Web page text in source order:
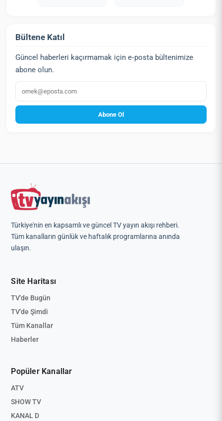
Bültene Katıl
Güncel haberleri kaçırmamak için e‑posta bültenimize
abone olun.
E‑posta
Abone Ol
Türkiye'nin en kapsamlı ve güncel TV yayın akışı rehberi.
Tüm kanalların günlük ve haftalık programlarına anında
ulaşın.
Site Haritası
TV'de Bugün
TV'de Şimdi
Tüm Kanallar
Haberler
Popüler Kanallar
ATV
SHOW TV
KANAL D